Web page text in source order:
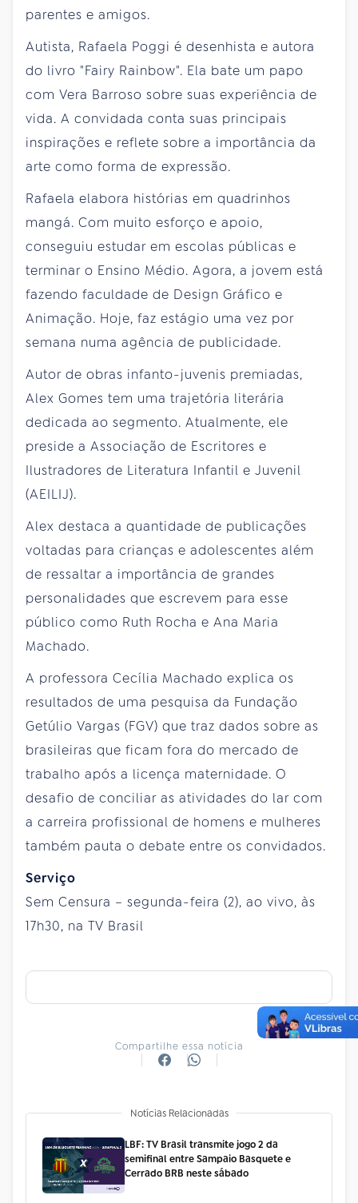
parentes e amigos.
Autista, Rafaela Poggi é desenhista e autora
do livro "Fairy Rainbow". Ela bate um papo
com Vera Barroso sobre suas experiência de
vida. A convidada conta suas principais
inspirações e reflete sobre a importância da
arte como forma de expressão.
Rafaela elabora histórias em quadrinhos
mangá. Com muito esforço e apoio,
conseguiu estudar em escolas públicas e
terminar o Ensino Médio. Agora, a jovem está
fazendo faculdade de Design Gráfico e
Animação. Hoje, faz estágio uma vez por
semana numa agência de publicidade.
Autor de obras infanto-juvenis premiadas,
Alex Gomes tem uma trajetória literária
dedicada ao segmento. Atualmente, ele
preside a Associação de Escritores e
Ilustradores de Literatura Infantil e Juvenil
(AEILIJ).
Alex destaca a quantidade de publicações
voltadas para crianças e adolescentes além
de ressaltar a importância de grandes
personalidades que escrevem para esse
público como Ruth Rocha e Ana Maria
Machado.
A professora Cecília Machado explica os
resultados de uma pesquisa da Fundação
Getúlio Vargas (FGV) que traz dados sobre as
brasileiras que ficam fora do mercado de
trabalho após a licença maternidade. O
desafio de conciliar as atividades do lar com
a carreira profissional de homens e mulheres
também pauta o debate entre os convidados.
Serviço
Sem Censura – segunda-feira (2), ao vivo, às
17h30, na TV Brasil
Compartilhe essa notícia
Notícias Relacionadas
LBF: TV Brasil transmite jogo 2 da
semifinal entre Sampaio Basquete e
Cerrado BRB neste sábado